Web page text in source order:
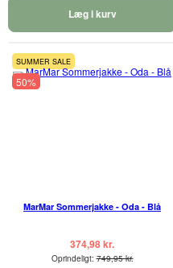
Læg i kurv
SUMMER SALE
50%
MarMar Sommerjakke - Oda - Blå
374,98 kr.
Oprindeligt:749,95 kr.